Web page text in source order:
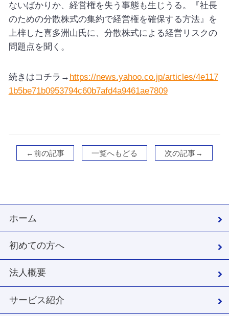
ないばかりか、経営権を失う事態も生じうる。『社長
のための分散株式の集約で経営権を確保する方法』を
上梓した喜多洲山氏に、分散株式による経営リスクの
問題点を聞く。
続きはコチラ→ https://news.yahoo.co.jp/articles/4e117
1b5be71b0953794c60b7afd4a9461ae7809
←前の記事 一覧へもどる 次の記事→
ホーム
初めての方へ
法人概要
サービス紹介